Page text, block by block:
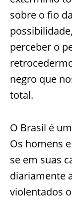
sobre o fio
perceber o
negro que
total.
O Brasil é
Os homens
se em suas
diariamente
violentados